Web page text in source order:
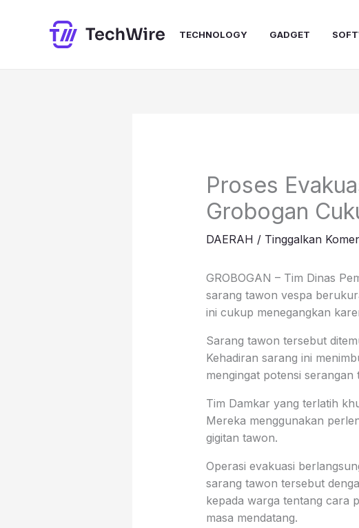
TECHNOLOGY GADGET
Proses
Grobogan
DAERAH / Tinggalkan
GROBOGAN – Tim Dinas
sarang tawon vespa
ini cukup menegangkan
Sarang tawon tersebut
Kehadiran sarang ini
mengingat potensi
Tim Damkar yang terlatih
Mereka menggunakan
gigitan tawon.
Operasi evakuasi
sarang tawon tersebut
kepada warga tentang cara
masa mendatang.